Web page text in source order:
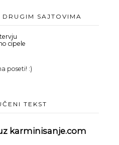
SAJTOVIMA
cipele
poseti! :)
TEKST
karminisanje.com